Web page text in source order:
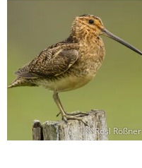
© Rosl Rößner